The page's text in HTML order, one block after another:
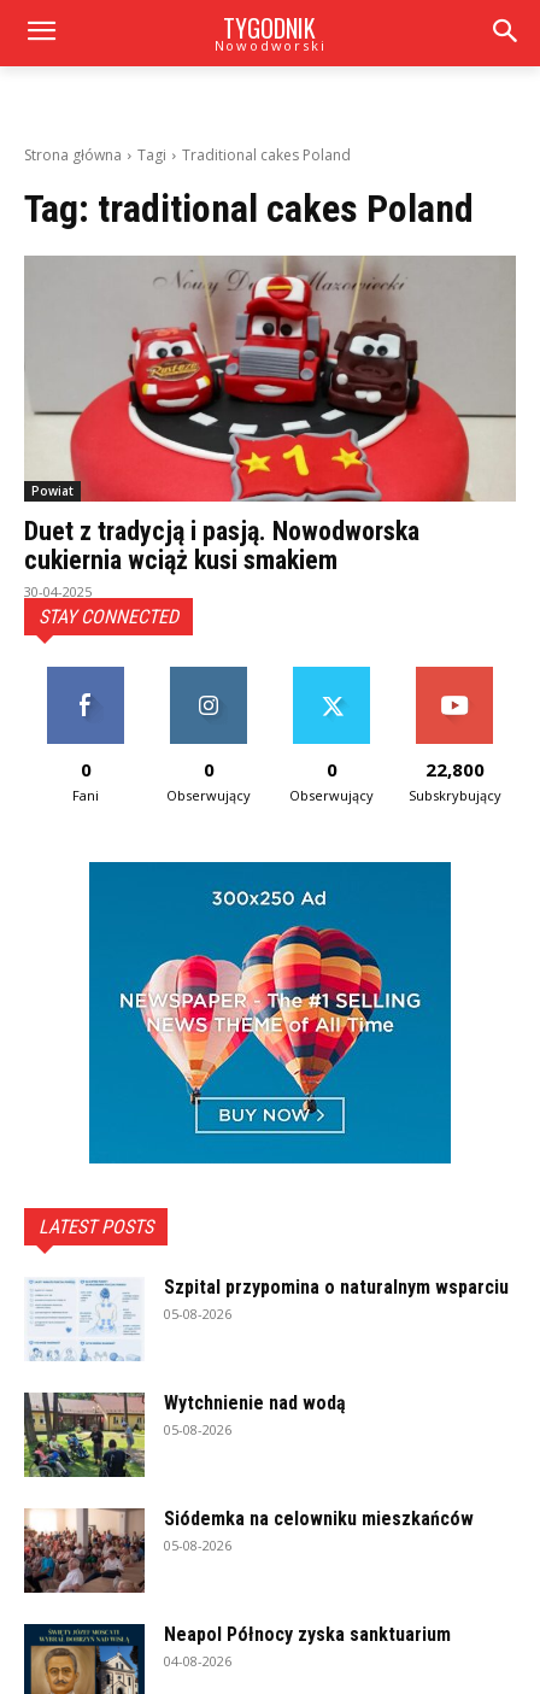
TYGODNIK
Nowodworski
Strona główna Tagi Traditional cakes Poland
Tag: traditional cakes Poland
Powiat
Duet z tradycją i pasją. Nowodworska
cukiernia wciąż kusi smakiem
30-04-2025
STAY CONNECTED
0
Fani
0
Obserwujący
0
Obserwujący
22,800
Subskrybujący
LATEST POSTS
Szpital przypomina o naturalnym wsparciu
05-08-2026
Wytchnienie nad wodą
05-08-2026
Siódemka na celowniku mieszkańców
05-08-2026
Neapol Północy zyska sanktuarium
04-08-2026